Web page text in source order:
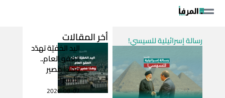
رسالة إسرائيلية للسيسي! أخر المقالات
اليد الخفيّة تهدّد
العفو العام..
وهذا مصير
الأسير!
2026-08-07